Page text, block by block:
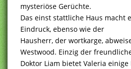
mysteriöse Gerüchte.
Das einst stattliche Haus macht
Eindruck, ebenso wie der
Hausherr, der wortkarge,
Westwood. Einzig der
Doktor Liam bietet Valeria einige